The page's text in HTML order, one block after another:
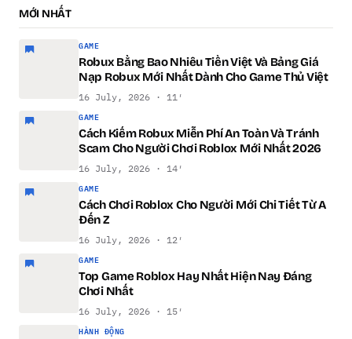
MỚI NHẤT
GAME
Robux Bằng Bao Nhiêu Tiền Việt Và Bảng Giá
Nạp Robux Mới Nhất Dành Cho Game Thủ Việt
16 July, 2026 · 11′
GAME
Cách Kiếm Robux Miễn Phí An Toàn Và Tránh
Scam Cho Người Chơi Roblox Mới Nhất 2026
16 July, 2026 · 14′
GAME
Cách Chơi Roblox Cho Người Mới Chi Tiết Từ A
Đến Z
16 July, 2026 · 12′
GAME
Top Game Roblox Hay Nhất Hiện Nay Đáng
Chơi Nhất
16 July, 2026 · 15′
HÀNH ĐỘNG